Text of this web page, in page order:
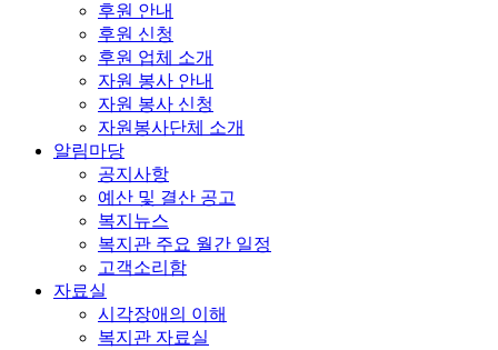
후원 안내
후원 신청
후원 업체 소개
자원 봉사 안내
자원 봉사 신청
자원봉사단체 소개
알림마당
공지사항
예산 및 결산 공고
복지뉴스
복지관 주요 월간 일정
고객소리함
자료실
시각장애의 이해
복지관 자료실